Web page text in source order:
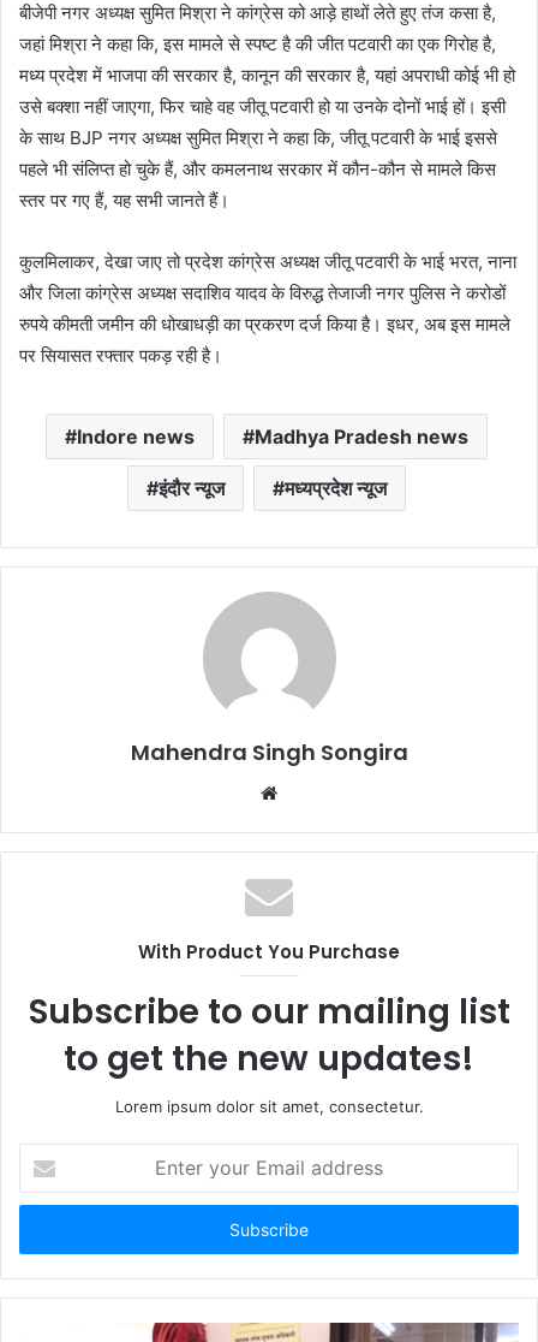
बीजेपी नगर अध्यक्ष सुमित मिश्रा ने कांग्रेस को आड़े हाथों लेते हुए तंज कसा है,
जहां मिश्रा ने कहा कि, इस मामले से स्पष्ट है की जीत पटवारी का एक गिरोह है,
मध्य प्रदेश में भाजपा की सरकार है, कानून की सरकार है, यहां अपराधी कोई भी हो
उसे बक्शा नहीं जाएगा, फिर चाहे वह जीतू पटवारी हो या उनके दोनों भाई हों। इसी
के साथ BJP नगर अध्यक्ष सुमित मिश्रा ने कहा कि, जीतू पटवारी के भाई इससे
पहले भी संलिप्त हो चुके हैं, और कमलनाथ सरकार में कौन-कौन से मामले किस
स्तर पर गए हैं, यह सभी जानते हैं।
कुलमिलाकर, देखा जाए तो प्रदेश कांग्रेस अध्यक्ष जीतू पटवारी के भाई भरत, नाना
और जिला कांग्रेस अध्यक्ष सदाशिव यादव के विरुद्ध तेजाजी नगर पुलिस ने करोडों
रुपये कीमती जमीन की धोखाधड़ी का प्रकरण दर्ज किया है। इधर, अब इस मामले
पर सियासत रफ्तार पकड़ रही है।
Indore news Madhya Pradesh news
इंदौर न्यूज मध्यप्रदेश न्यूज
Mahendra Singh Songira
Website
With Product You Purchase
Subscribe to our mailing list
to get the new updates!
Lorem ipsum dolor sit amet, consectetur.
your
Email